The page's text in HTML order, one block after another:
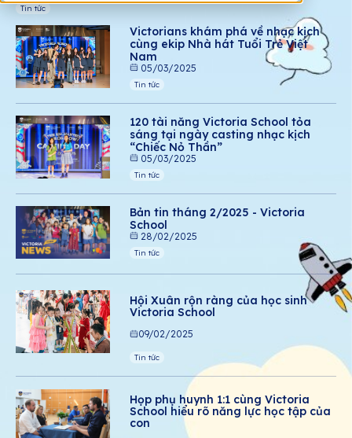
Tin tức
Victorians khám phá về nhạc kịch
cùng ekip Nhà hát Tuổi Trẻ Việt
Nam
05/03/2025
Tin tức
120 tài năng Victoria School tỏa
sáng tại ngày casting nhạc kịch
“Chiếc Nỏ Thần”
05/03/2025
Tin tức
Bản tin tháng 2/2025 - Victoria
School
28/02/2025
Tin tức
Hội Xuân rộn ràng của học sinh
Victoria School
09/02/2025
Tin tức
Họp phụ huynh 1:1 cùng Victoria
School hiểu rõ năng lực học tập của
con